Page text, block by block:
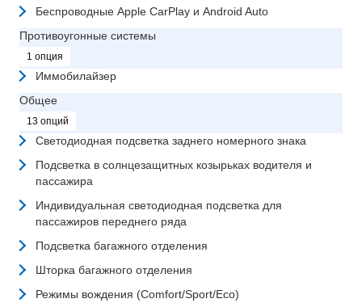
Беспроводные Apple CarPlay и Android Auto
Противоугонные системы
1 опция
Иммобилайзер
Общее
13 опций
Светодиодная подсветка заднего номерного знака
Подсветка в солнцезащитных козырьках водителя и
пассажира
Индивидуальная светодиодная подсветка для
пассажиров переднего ряда
Подсветка багажного отделения
Шторка багажного отделения
Режимы вождения (Comfort/Sport/Eco)